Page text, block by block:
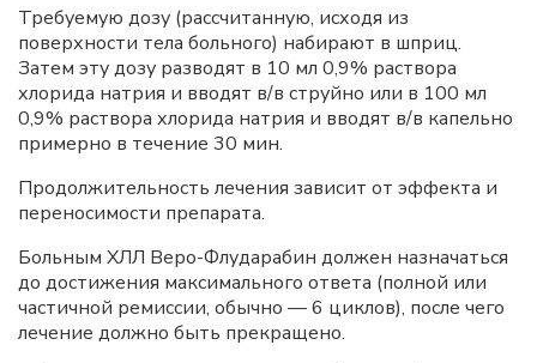
Требуемую дозу (рассчитанную, исходя из
поверхности тела больного) набирают в шприц.
Затем эту дозу разводят в 10 мл 0,9% раствора
хлорида натрия и вводят в/в струйно или в 100 мл
0,9% раствора хлорида натрия и вводят в/в капельно
примерно в течение 30 мин.
Продолжительность лечения зависит от эффекта и
переносимости препарата.
Больным ХЛЛ Веро-Флударабин должен назначаться
до достижения максимального ответа (полной или
частичной ремиссии, обычно — 6 циклов), после чего
лечение должно быть прекращено.